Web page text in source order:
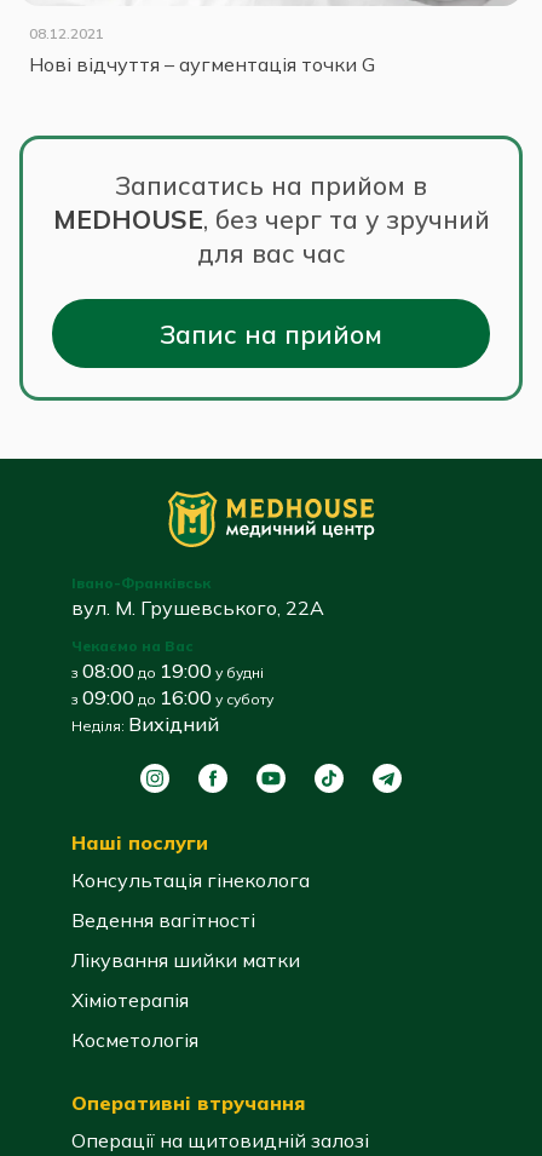
08.12.2021
Нові відчуття – аугментація точки G
Записатись на прийом в
MEDHOUSE, без черг та у зручний
для вас час
Запис на прийом
Івано-Франківськ
вул. М. Грушевського, 22А
Чекаємо на Вас
з 08:00 до 19:00 у будні
з 09:00 до 16:00 у суботу
Неділя: Вихідний
Наші послуги
Консультація гінеколога
Ведення вагітності
Лікування шийки матки
Хіміотерапія
Косметологія
Оперативні втручання
Операції на щитовидній залозі